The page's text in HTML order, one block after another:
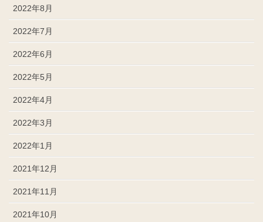
2022年8月
2022年7月
2022年6月
2022年5月
2022年4月
2022年3月
2022年1月
2021年12月
2021年11月
2021年10月